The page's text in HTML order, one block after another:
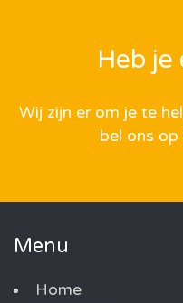
Heb je
Wij zijn er om je te
bel ons
Menu
Home